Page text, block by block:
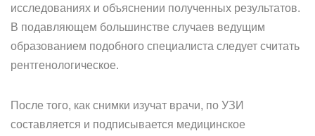
исследованиях и объяснении полученных результатов.
В подавляющем большинстве случаев ведущим
образованием подобного специалиста следует считать
рентгенологическое.
После того, как снимки изучат врачи, по УЗИ
составляется и подписывается медицинское